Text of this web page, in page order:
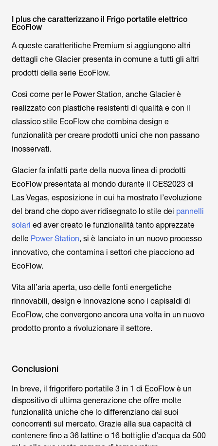
I plus che caratterizzano il Frigo portatile elettrico
EcoFlow
A queste caratteritiche Premium si aggiungono altri
dettagli che Glacier presenta in comune a tutti gli altri
prodotti della serie EcoFlow.
Così come per le Power Station, anche Glacier è
realizzato con plastiche resistenti di qualità e con il
classico stile EcoFlow che combina design e
funzionalità per creare prodotti unici che non passano
inosservati.
Glacier fa infatti parte della nuova linea di prodotti
EcoFlow presentata al mondo durante il CES2023 di
Las Vegas, esposizione in cui ha mostrato l’evoluzione
del brand che dopo aver ridisegnato lo stile dei pannelli
solari ed aver creato le funzionalità tanto apprezzate
delle Power Station, si è lanciato in un nuovo processo
innovativo, che contamina i settori che piacciono ad
EcoFlow.
Vita all’aria aperta, uso delle fonti energetiche
rinnovabili, design e innovazione sono i capisaldi di
EcoFlow, che convergono ancora una volta in un nuovo
prodotto pronto a rivoluzionare il settore.
Conclusioni
In breve, il frigorifero portatile 3 in 1 di EcoFlow è un
dispositivo di ultima generazione che offre molte
funzionalità uniche che lo differenziano dai suoi
concorrenti sul mercato. Grazie alla sua capacità di
contenere fino a 36 lattine o 16 bottiglie d’acqua da 500